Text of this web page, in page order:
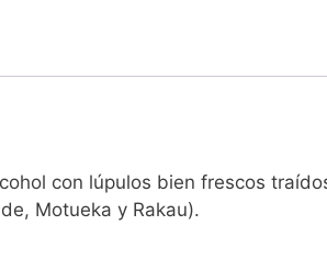
con lúpulos bien frescos
Motueka y Rakau).